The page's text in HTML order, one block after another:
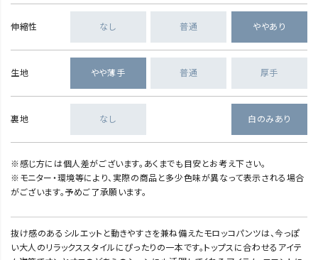
伸縮性 なし 普通 ややあり
生地 やや薄手 普通 厚手
裏地 なし 白のみあり
※感じ方には個人差がございます。あくまでも目安とお考え下さい。
※モニター・環境等により、実際の商品と多少色味が異なって表示される場合
がございます。予めご了承願います。
抜け感のあるシルエットと動きやすさを兼ね備えたモロッコパンツは、今っぽ
い大人のリラックススタイルにぴったりの一本です。トップスに合わせるアイテ